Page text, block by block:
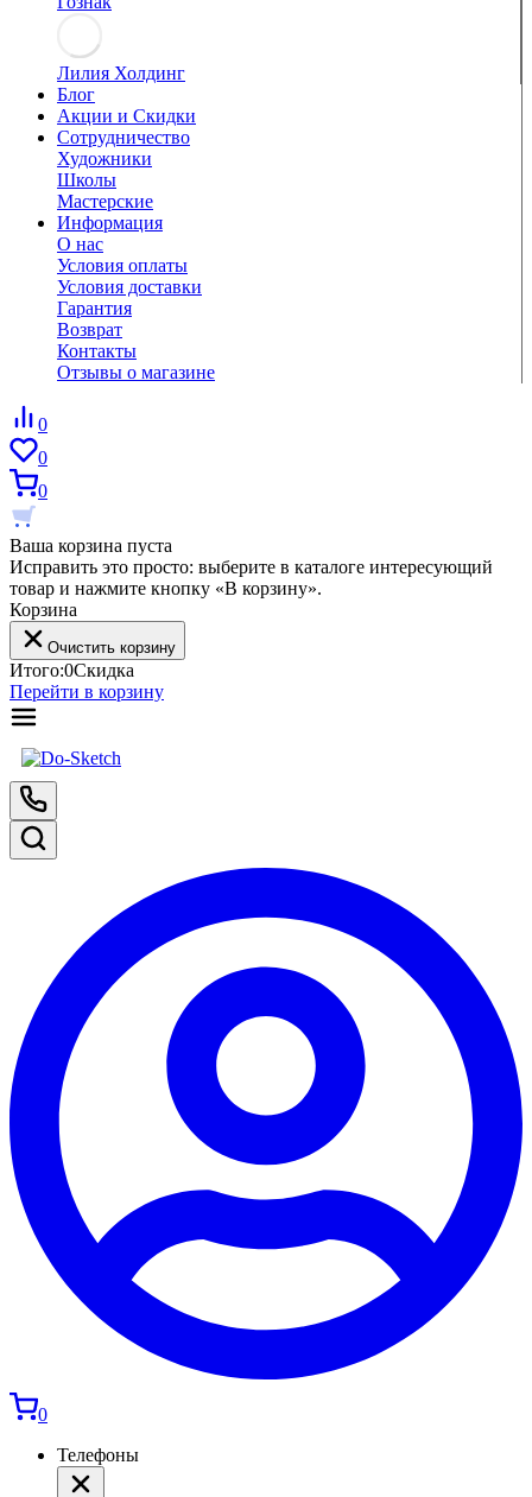
Лилия Холдинг
Блог
Акции и Скидки
Сотрудничество
Художники
Школы
Мастерские
Информация
О нас
Условия оплаты
Условия доставки
Гарантия
Возврат
Контакты
Отзывы о магазине
0
0
0
Ваша корзина пуста
Исправить это просто: выберите в каталоге интересующий
товар и нажмите кнопку «В корзину».
Корзина
Очистить корзину
Итого:0Скидка
Перейти в корзину
0
Телефоны